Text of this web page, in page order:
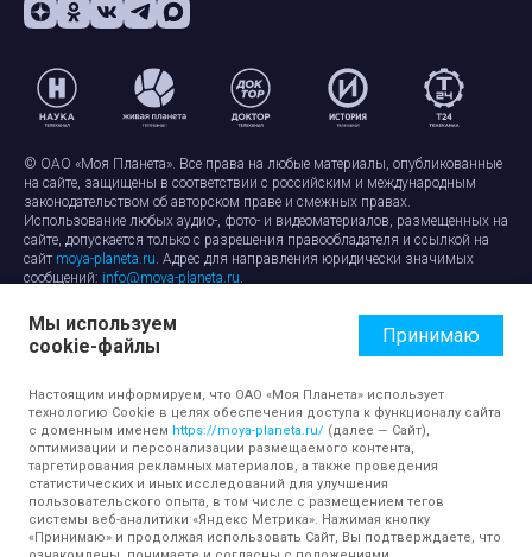
© ОАО «Моя Планета». Все права на любые материалы, опубликованные
на сайте, защищены в соответствии с российским и международным
законодательством об авторском праве и смежных правах.
Использование любых аудио-, фото- и видеоматериалов, размещенных на
сайте, допускается только с разрешения правообладателя и ссылкой на
сайт moya-planeta.ru. Адрес для направления юридически значимых
сообщений: info@moya-planeta.ru.
Правила сайтаРабота с cookie-файлами
Защита персональных данных
Обработка персональных данных
Мы используем
cookie-файлы
Принимаю
Настоящим информируем, что ОАО «Моя Планета» использует
технологию Cookie в целях обеспечения доступа к функционалу сайта
с доменным именем https://moya-planeta.ru/ (далее — Сайт),
оптимизации и персонализации размещаемого контента,
таргетирования рекламных материалов, а также проведения
статистических и иных исследований для улучшения
пользовательского опыта, в том числе с размещением тегов
системы веб-аналитики «Яндекс Метрика». Нажимая кнопку
«Принимаю» и продолжая использовать Сайт, Вы подтверждаете, что